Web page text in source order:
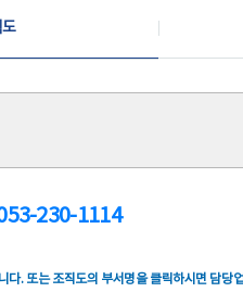
230-1114
다. 또는 조직도의 부서명을 클릭하시면 담당